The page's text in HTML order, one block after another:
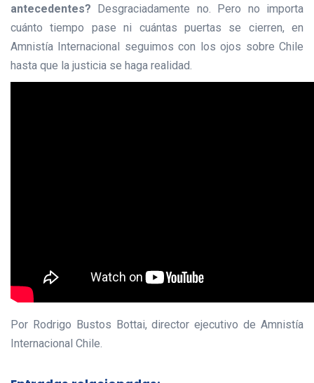
antecedentes?
Desgraciadamente no. Pero no importa
cuánto tiempo pase ni cuántas puertas se cierren, en
Amnistía Internacional seguimos con los ojos sobre Chile
hasta que la justicia se haga realidad.
Por Rodrigo Bustos Bottai, director ejecutivo de Amnistía
Internacional Chile.